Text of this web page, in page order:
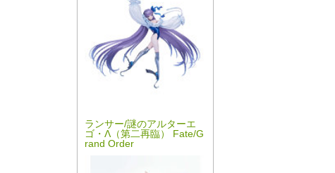
ランサー/謎のアルターエ
ゴ・Λ（第二再臨） Fate/G
rand Order